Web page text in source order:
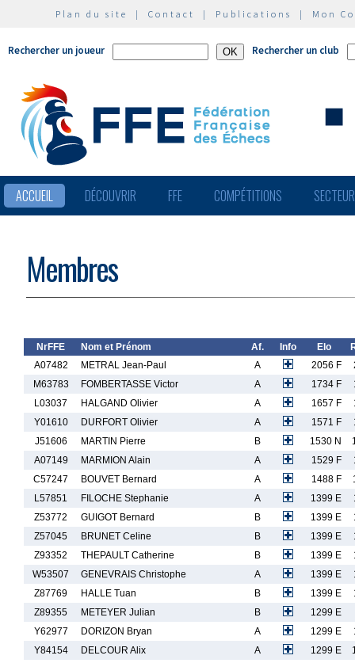
Plan du site | Contact | Publications | Mon
Rechercher un joueur Rechercher un club
ACCUEIL DÉCOUVRIR FFE COMPÉTITIONS
Membres
NrFFE Nom et Prénom Af. Info Elo
A07482
METRAL Jean-Paul A 2056 F
M63783
FOMBERTASSE Victor A 1734 F
L03037
HALGAND Olivier A 1657 F
Y01610
DURFORT Olivier A 1571 F
J51606
MARTIN Pierre B 1530 N
A07149
MARMION Alain A 1529 F
C57247
BOUVET Bernard A 1488 F
L57851
FILOCHE Stephanie A 1399 E
Z53772
GUIGOT Bernard B 1399 E
Z57045
BRUNET Celine B 1399 E
Z93352
THEPAULT Catherine B 1399 E
W53507
GENEVRAIS Christophe A 1399 E
Z87769
HALLE Tuan B 1399 E
Z89355
METEYER Julian B
1299 E
Y62977
DORIZON Bryan A 1299 E
Y84154
DELCOUR Alix A 1299 E